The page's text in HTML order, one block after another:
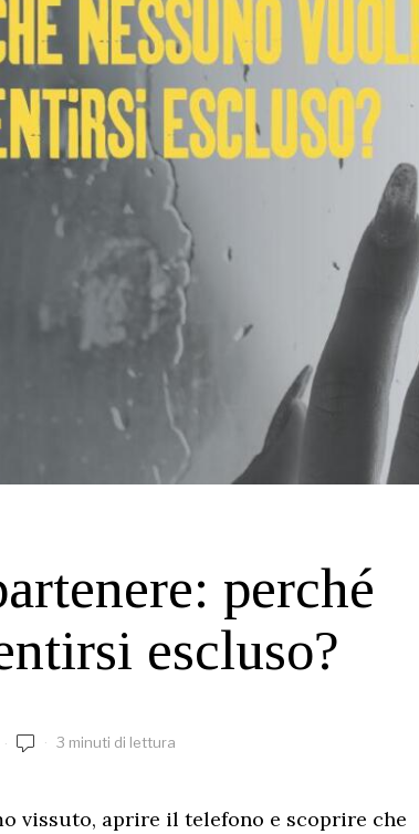
perché
escluso?
3 minuti di lettura
vissuto, aprire il telefono e scoprire che